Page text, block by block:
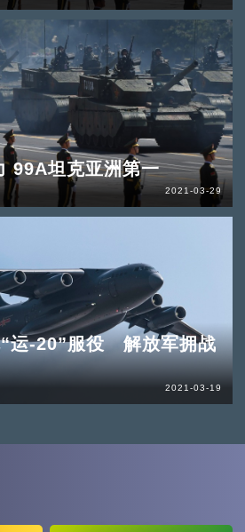
99A坦克亚洲第一
2021-03-29
运-20”服役 解放军拥战
2021-03-19